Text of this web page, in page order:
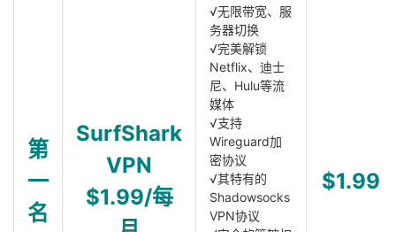
第
一
名
SurfShark
VPN
$1.99/每
√无限带宽、服
务器切换
√完美解锁
Netflix、迪士
尼、Hulu等流
媒体
√支持
Wireguard加
密协议
√其特有的
Shadowsocks
VPN协议
$1.99